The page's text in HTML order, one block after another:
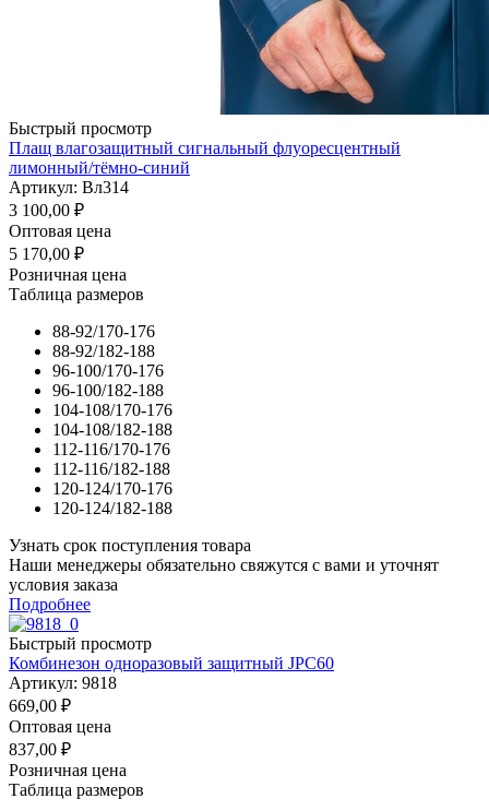
Быстрый просмотр
Плащ влагозащитный сигнальный флуоресцентный
лимонный/тёмно-синий
Артикул: Вл314
3 100,00 ₽
Оптовая цена
5 170,00 ₽
Розничная цена
Таблица размеров
88-92/170-176
88-92/182-188
96-100/170-176
96-100/182-188
104-108/170-176
104-108/182-188
112-116/170-176
112-116/182-188
120-124/170-176
120-124/182-188
Узнать срок поступления товара
Наши менеджеры обязательно свяжутся с вами и уточнят
условия заказа
Подробнее
Быстрый просмотр
Комбинезон одноразовый защитный JPC60
Артикул: 9818
669,00 ₽
Оптовая цена
837,00 ₽
Розничная цена
Таблица размеров